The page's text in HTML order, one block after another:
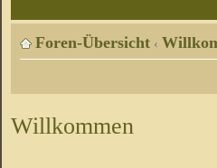
Foren-Übersicht ‹
Willkommen